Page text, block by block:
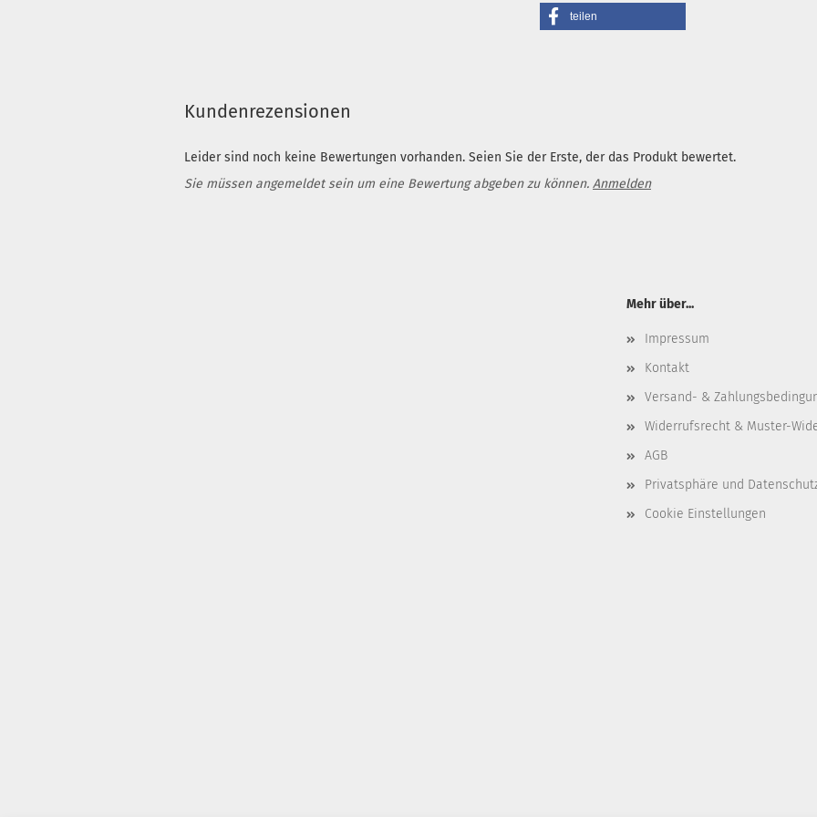
teilen
Kundenrezensionen
Leider sind noch keine Bewertungen vorhanden. Seien Sie der Erste, der das Produkt bewertet.
Sie müssen angemeldet sein um eine Bewertung abgeben zu können. Anmelden
Mehr über...
Impressum
Kontakt
Versand- &
Widerrufsrecht & Muster-
AGB
Privatsphäre und
Cookie Einstellungen